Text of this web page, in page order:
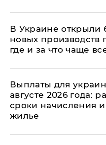
В Украине открыли
новых производств
где и за что чаще
Выплаты для
августе 2026 года:
сроки начисления
жилье